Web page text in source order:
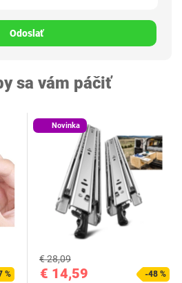
Odoslať
sa vám páčiť
%
Novinka
€ 14,59
€ 28,09
-48 %